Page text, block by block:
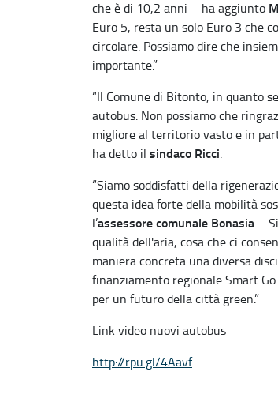
che è di 10,2 anni – ha aggiunto
Euro 5, resta un solo Euro 3 che
circolare. Possiamo dire che
importante.”
“Il Comune di Bitonto, in quanto
autobus. Non possiamo che
migliore al territorio vasto e in
ha detto il sindaco Ricci.
“Siamo soddisfatti della
questa idea forte della mobilità
l’assessore comunale Bonasia -.
qualità dell'aria, cosa che ci
maniera concreta una diversa
finanziamento regionale Smart
per un futuro della città green.”
Link video nuovi autobus
http://rpu.gl/4Aavf